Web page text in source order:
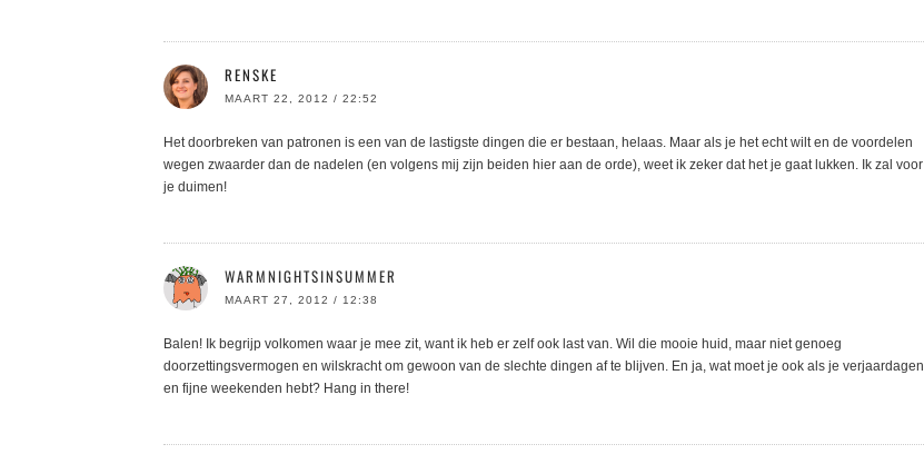
RENSKE
MAART 22, 2012 / 22:52
Het doorbreken van patronen is een van de lastigste dingen die er bestaan, helaas. Maar als je het echt wilt en de voordelen
wegen zwaarder dan de nadelen (en volgens mij zijn beiden hier aan de orde), weet ik zeker dat het je gaat lukken. Ik zal voor
je duimen!
WARMNIGHTSINSUMMER
MAART 27, 2012 / 12:38
Balen! Ik begrijp volkomen waar je mee zit, want ik heb er zelf ook last van. Wil die mooie huid, maar niet genoeg
doorzettingsvermogen en wilskracht om gewoon van de slechte dingen af te blijven. En ja, wat moet je ook als je verjaardagen
en fijne weekenden hebt? Hang in there!